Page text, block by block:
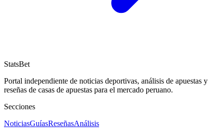
StatsBet
Portal independiente de noticias deportivas, análisis de apuestas y
reseñas de casas de apuestas para el mercado peruano.
Secciones
NoticiasGuíasReseñasAnálisis